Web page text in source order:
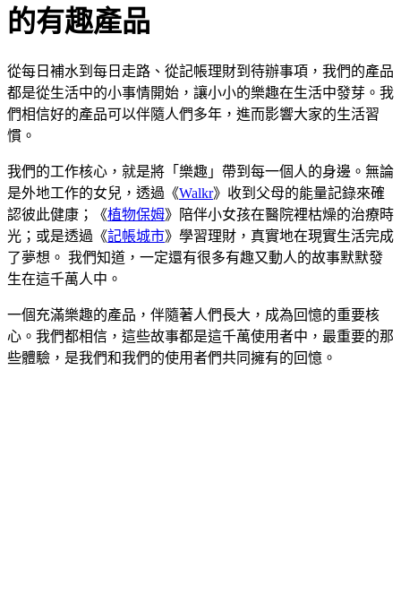
的有趣產品
從每日補水到每日走路、從記帳理財到待辦事項，我們的產品
都是從生活中的小事情開始，讓小小的樂趣在生活中發芽。我
們相信好的產品可以伴隨人們多年，進而影響大家的生活習
慣。
我們的工作核心，就是將「樂趣」帶到每一個人的身邊。 無論
是外地工作的女兒，透過《Walkr》收到父母的能量記錄來確
認彼此健康；《植物保姆》陪伴小女孩在醫院裡枯燥的治療時
光；或是透過《記帳城市》學習理財，真實地在現實生活完成
了夢想。 我們知道，一定還有很多有趣又動人的故事默默發
生在這千萬人中。
一個充滿樂趣的產品，伴隨著人們長大，成為回憶的重要核
心。我們都相信，這些故事都是這千萬使用者中，最重要的那
些體驗，是我們和我們的使用者們共同擁有的回憶。